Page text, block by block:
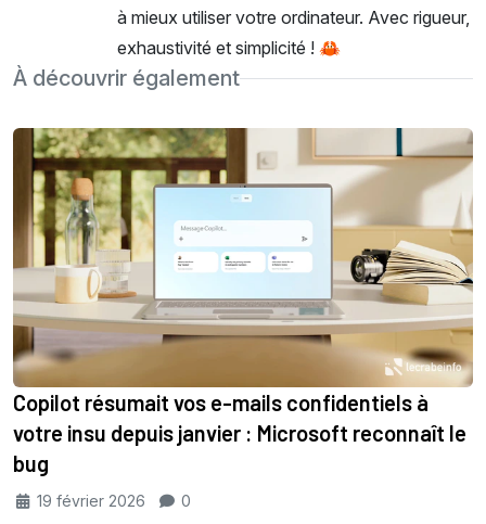
à mieux utiliser votre ordinateur. Avec rigueur,
exhaustivité et simplicité ! 🦀
À découvrir également
Copilot résumait vos e-mails confidentiels à
votre insu depuis janvier : Microsoft reconnaît le
bug
19 février 2026 0